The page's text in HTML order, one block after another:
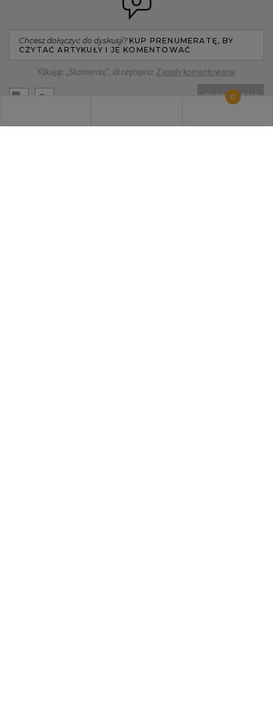
Chcesz dołączyć do dyskusji? KUP PRENUMERATĘ, BY
CZYTAĆ ARTYKUŁY I JE KOMENTOWAĆ
Klikając „Skomentuj”, akceptujesz Zasady komentowania
SKOMENTUJ
0